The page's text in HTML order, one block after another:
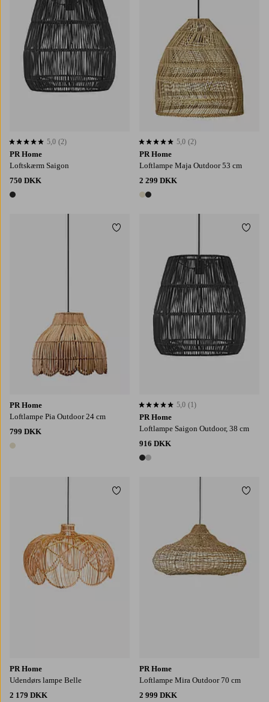
PR Home
Loftskærm Saigon
750 DKK
1 farve
5,0 baseret på 2 bedømmelser
5,0 (2)
PR Home
Loftlampe Maja Outdoor 53 cm
2 299 DKK
2 farver
5,0 baseret på 2 bedømmelser
5,0 (2)
PR Home
Loftlampe Pia Outdoor 24 cm
799 DKK
1 farve
Tilføj til favoritter
PR Home
Loftlampe Saigon Outdoor, 38 cm
916 DKK
2 farver
5,0 baseret på 1 bedømmelser
5,0 (1)
PR Home
Udendørs lampe Belle
2 179 DKK
Tilføj til favoritter
PR Home
Loftlampe Mira Outdoor 70 cm
2 999 DKK